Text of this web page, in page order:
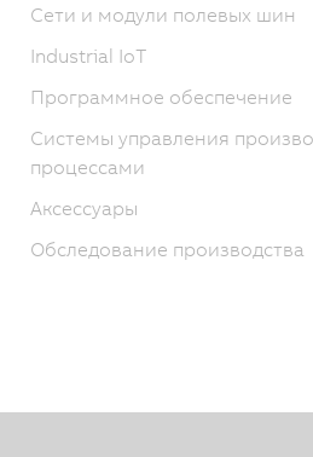
Сети и модули полевых шин
Industrial IoT
Программное обеспечение
Системы управления
процессами
Аксессуары
Обследование производства